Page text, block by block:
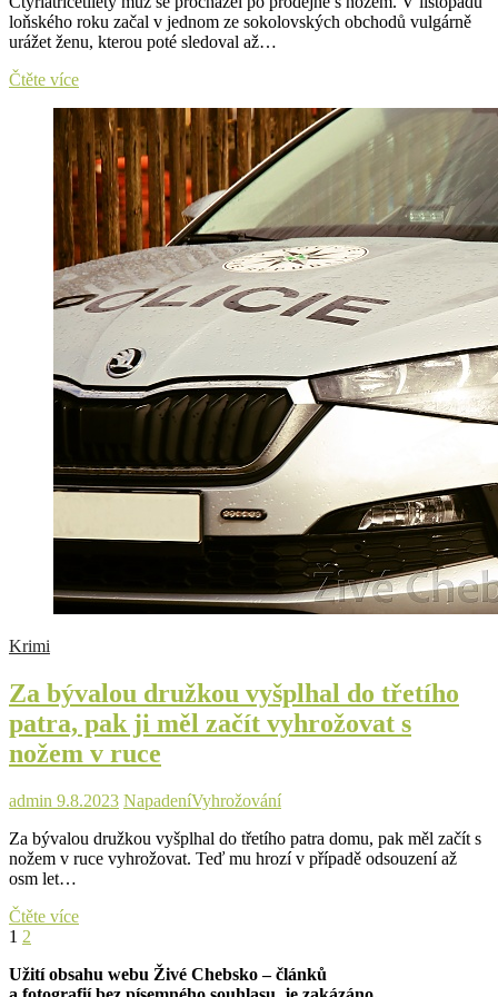
loňského roku začal v jednom ze sokolovských obchodů vulgárně
urážet ženu, kterou poté sledoval až…
Čtěte víceMuž
procházel
po
prodejně
nožem.
Když
ho
zastavil
pracovník
ostrahy,
zaútočil
na
něj
Krimi
Za bývalou družkou vyšplhal do třetího
patra, pak ji měl začít vyhrožovat s
nožem v ruce
admin 9.8.2023 NapadeníVyhrožování
Za bývalou družkou vyšplhal do třetího patra domu, pak měl začít s
nožem v ruce vyhrožovat. Teď mu hrozí v případě odsouzení až
osm let…
Čtěte víceZa
vyšplhal
Stránkování
příspěvků
Page
1 Page
2
Užití obsahu webu Živé Chebsko – článků